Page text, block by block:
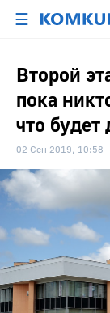
☰
Второй
пока
что
02 Сен 2019, 10:58